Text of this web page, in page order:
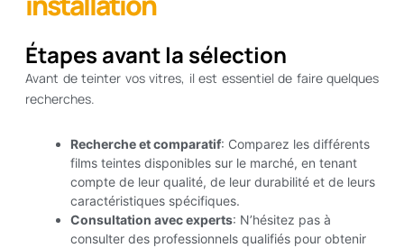
Étapes avant la sélection
Avant de teinter vos vitres, il est essentiel de faire quelques
recherches.
Recherche et comparatif: Comparez les différents
films teintes disponibles sur le marché, en tenant
compte de leur qualité, de leur durabilité et de leurs
caractéristiques spécifiques.
Consultation avec experts: N’hésitez pas à
consulter des professionnels qualifiés pour obtenir